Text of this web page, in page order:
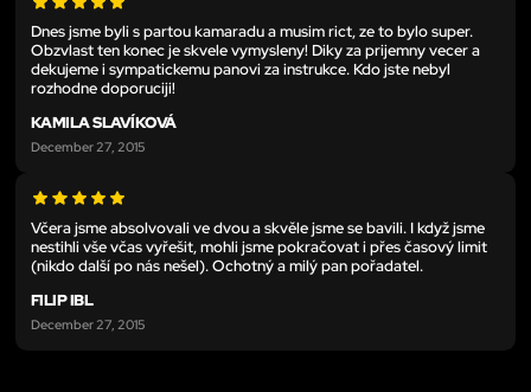
Dnes jsme byli s partou kamaradu a musim rict, ze to bylo super.
Obzvlast ten konec je skvele vymysleny! Diky za prijemny vecer a
dekujeme i sympatickemu panovi za instrukce. Kdo jste nebyl
rozhodne doporuciji!
KAMILA SLAVÍKOVÁ
December 27, 2015
Včera jsme absolvovali ve dvou a skvěle jsme se bavili. I když jsme
nestihli vše včas vyřešit, mohli jsme pokračovat i přes časový limit
(nikdo další po nás nešel). Ochotný a milý pan pořadatel.
FILIP IBL
December 27, 2015